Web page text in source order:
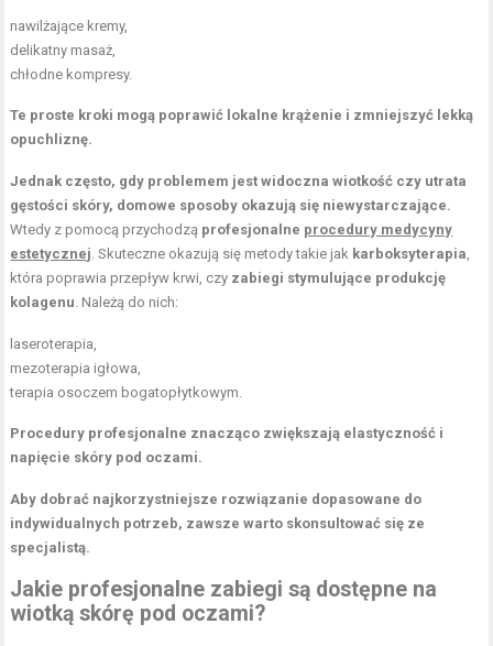
nawilżające kremy,
delikatny masaż,
chłodne kompresy.
Te proste kroki mogą poprawić lokalne krążenie i zmniejszyć lekką
opuchliznę.
Jednak często, gdy problemem jest widoczna wiotkość czy utrata
gęstości skóry, domowe sposoby okazują się niewystarczające.
Wtedy z pomocą przychodzą profesjonalne procedury medycyny
estetycznej. Skuteczne okazują się metody takie jak karboksyterapia,
która poprawia przepływ krwi, czy zabiegi stymulujące produkcję
kolagenu. Należą do nich:
laseroterapia,
mezoterapia igłowa,
terapia osoczem bogatopłytkowym.
Procedury profesjonalne znacząco zwiększają elastyczność i
napięcie skóry pod oczami.
Aby dobrać najkorzystniejsze rozwiązanie dopasowane do
indywidualnych potrzeb, zawsze warto skonsultować się ze
specjalistą.
Jakie profesjonalne zabiegi są dostępne na
wiotką skórę pod oczami?